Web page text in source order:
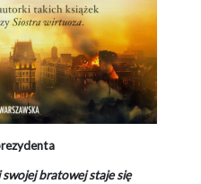
bratowej staje się